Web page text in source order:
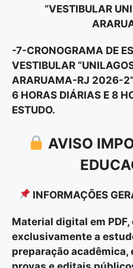
“VESTIBULAR
-7-CRONOGRAMA DE
VESTIBULAR
ARARUAMA-RJ 2026-
6 HORAS DIÁRIAS E 8
ESTUDO.
AVISO
INFORMAÇÕES
Material digital em
exclusivamente a
preparação acadêmica,